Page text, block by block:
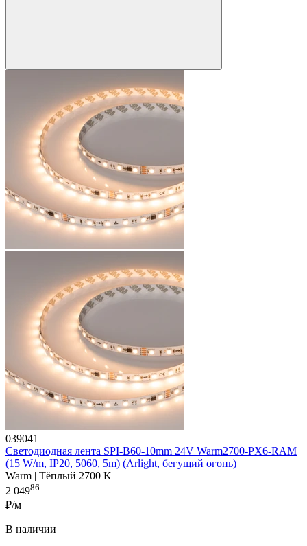
039041
Светодиодная лента SPI-B60-10mm 24V Warm2700-PX6-RAM
(15 W/m, IP20, 5060, 5m) (Arlight, бегущий огонь)
Warm | Тёплый 2700 K
2 04986
₽/м
В наличии